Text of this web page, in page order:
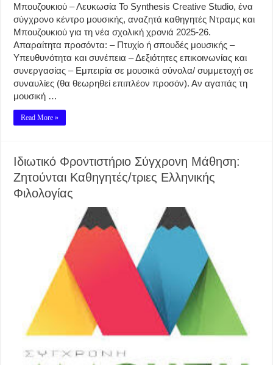
Μπουζουκιού – Λευκωσία Το Synthesis Creative Studio, ένα
σύγχρονο κέντρο μουσικής, αναζητά καθηγητές Ντραμς και
Μπουζουκιού για τη νέα σχολική χρονιά 2025-26.
Απαραίτητα προσόντα: – Πτυχίο ή σπουδές μουσικής –
Υπευθυνότητα και συνέπεια – Δεξιότητες επικοινωνίας και
συνεργασίας – Εμπειρία σε μουσικά σύνολα/ συμμετοχή σε
συναυλίες (θα θεωρηθεί επιπλέον προσόν). Αν αγαπάς τη
μουσική …
Read More »
Ιδιωτικό Φροντιστήριο Σύγχρονη Μάθηση:
Ζητούνται Καθηγητές/τριες Ελληνικής
Φιλολογίας